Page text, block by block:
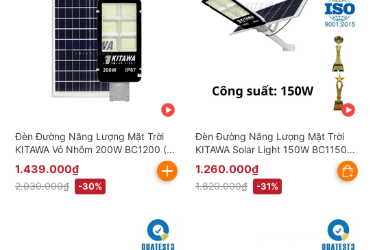
Đèn Đường Năng Lượng Mặt Trời
KITAWA Vỏ Nhôm 200W BC1200 (Đã
bao gồm VAT)
1.439.000₫
2.030.000₫ -30%
Đèn Đường Năng Lượng Mặt Trời
KITAWA Solar Light 150W BC1150
(Đã bao gồm VAT)
1.260.000₫
1.820.000₫ -31%